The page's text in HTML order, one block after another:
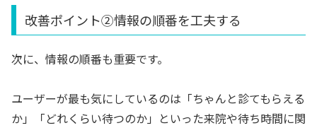
改善ポイント②情報の順番を工夫する
次に、情報の順番も重要です。
ユーザーが最も気にしているのは「ちゃんと診てもらえる
か」「どれくらい待つのか」といった来院や待ち時間に関